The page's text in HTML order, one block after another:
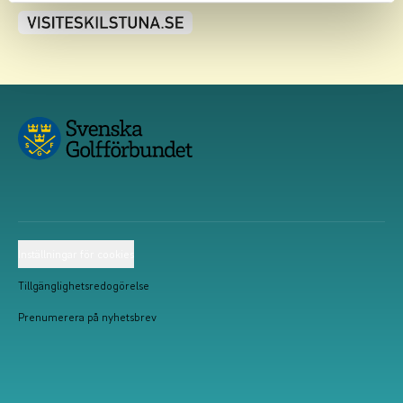
Tillgänglighetsredogörelse
Prenumerera på nyhetsbrev